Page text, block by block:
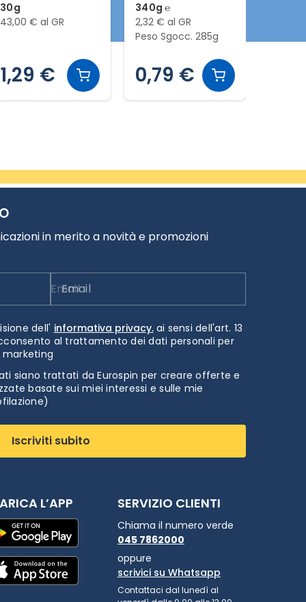
30g
43,00 € al GR
1,29 €
340g ℮
2,32 € al GR
Peso Sgocc. 285g
0,79 €
in merito a novità e promozioni
Email
dell' informativa privacy.ai sensi dell'art. 13
al trattamento dei dati personali per
siano trattati da Eurospin per creare offerte e
basate sui miei interessi e sulle mie
Iscriviti subito
L’APP SERVIZIO CLIENTI
Chiama il numero verde
045 7862000
oppure
scrivici su Whatsapp
Contattaci dal lunedì al